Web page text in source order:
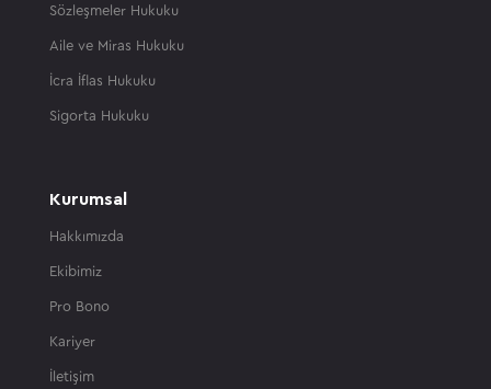
Sözleşmeler Hukuku
Aile ve Miras Hukuku
İcra İflas Hukuku
Sigorta Hukuku
Kurumsal
Hakkımızda
Ekibimiz
Pro Bono
Kariyer
İletişim